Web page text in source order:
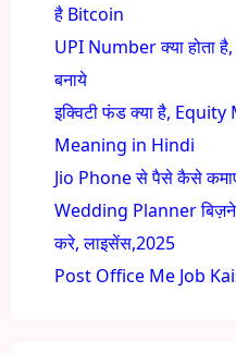
है Bitcoin
UPI Number क्या होता
बनाये
इक्विटी फंड क्या है,
Meaning in Hindi
Jio Phone से पैसे कैसे
Wedding Planner
करे, लाइसेंस,2025
Post Office Me Job